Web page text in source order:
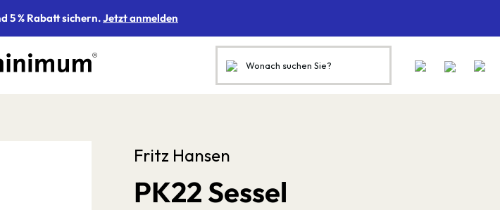
5 % Rabatt sichern.Jetzt anmelden
Fritz Hansen
PK22 Sessel